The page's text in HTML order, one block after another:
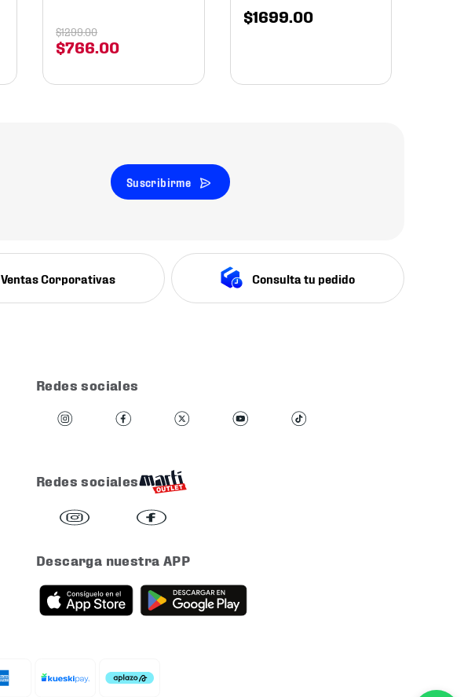
$766.00
$1299.00
$1699.00
Suscribirme
Ventas Corporativas Consulta tu pedido
Redes sociales
Redes sociales
Descarga nuestra APP